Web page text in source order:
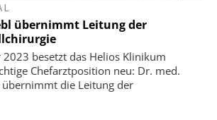
übernimmt Leitung der
besetzt das Helios Klinikum
Chefarztposition neu: Dr. med.
übernimmt die Leitung der